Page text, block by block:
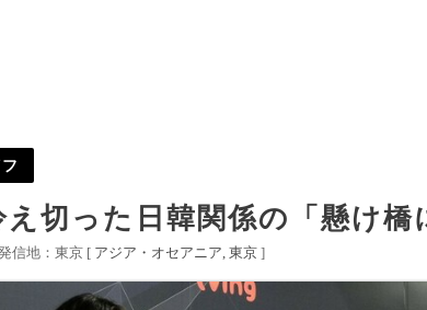
切った日韓関係の「懸け橋
信地：東京 [ アジア・オセアニア 東京 ]